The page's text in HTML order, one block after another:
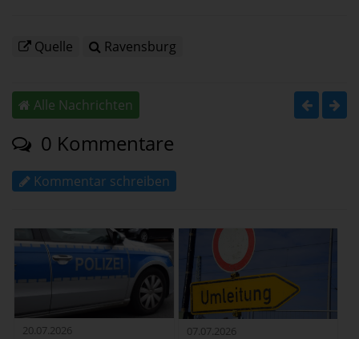
Quelle Ravensburg
Alle Nachrichten
0 Kommentare
Kommentar schreiben
20.07.2026 07.07.2026